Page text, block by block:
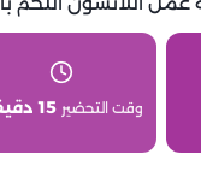
وقت التحضير 15 دقيقة